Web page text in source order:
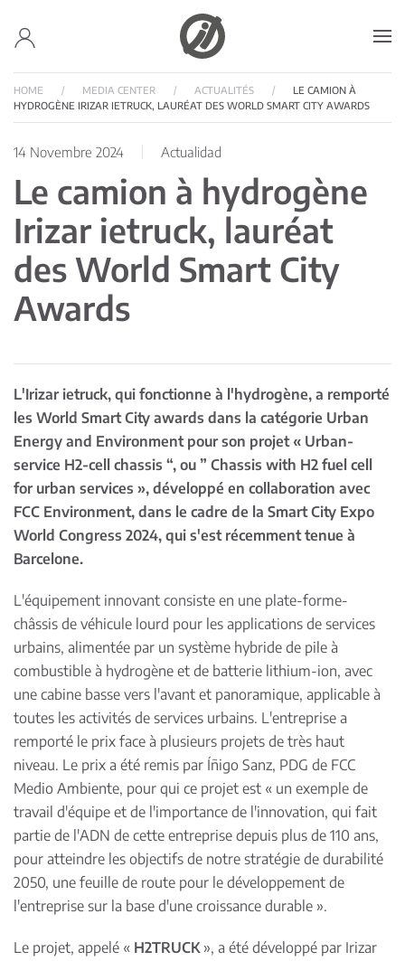
Accéder au contenu principal
HOME MEDIA CENTER ACTUALITÉS
LE CAMION À
HYDROGÈNE IRIZAR IETRUCK, LAURÉAT DES WORLD SMART CITY AWARDS
14 Novembre 2024 Actualidad
Le camion à hydrogène
Irizar ietruck, lauréat
des World Smart City
Awards
L'Irizar ietruck, qui fonctionne à l'hydrogène, a remporté
les World Smart City awards dans la catégorie Urban
Energy and Environment pour son projet « Urban-
service H2-cell chassis “, ou ” Chassis with H2 fuel cell
for urban services », développé en collaboration avec
FCC Environment, dans le cadre de la Smart City Expo
World Congress 2024, qui s'est récemment tenue à
Barcelone.
L'équipement innovant consiste en une plate-forme-
châssis de véhicule lourd pour les applications de services
urbains, alimentée par un système hybride de pile à
combustible à hydrogène et de batterie lithium-ion, avec
une cabine basse vers l'avant et panoramique, applicable à
toutes les activités de services urbains. L'entreprise a
remporté le prix face à plusieurs projets de très haut
niveau. Le prix a été remis par Íñigo Sanz, PDG de FCC
Medio Ambiente, pour qui ce projet est « un exemple de
travail d'équipe et de l'importance de l'innovation, qui fait
partie de l'ADN de cette entreprise depuis plus de 110 ans,
pour atteindre les objectifs de notre stratégie de durabilité
2050, une feuille de route pour le développement de
l'entreprise sur la base d'une croissance durable ».
Le projet, appelé « H2TRUCK», a été développé par Irizar